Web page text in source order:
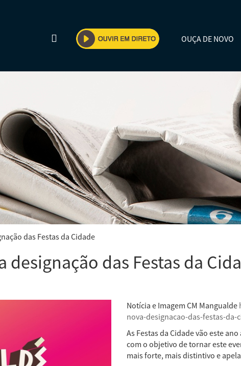
OUÇA DE NOVO
das Festas da Cidade
designação das Festas da
Notícia e Imagem CM Mangualde
nova-designacao-das-festas-da-
As Festas da Cidade vão este
com o objetivo de tornar este
mais forte, mais distintivo e